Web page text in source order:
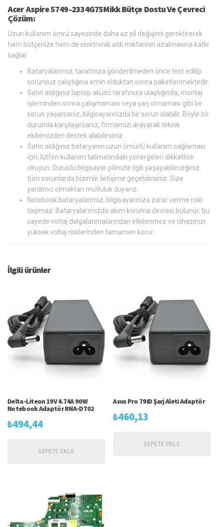
Acer Aspire 5749-2334G75Mikk Bütçe Dostu Ve Çevreci
Çözüm:
Uzun kullanım ömrü sayesinde daha az pil değişimi gerektirerek
hem bütçenize hem de elektronik atık miktarının azalmasına katkı
sağlar.
Bataryalarımız, tarafınıza gönderilmeden önce test edilip
sorunsuz çalıştığına emin olduktan sonra paketlenmektedir.
Satın aldığınız laptop aküsü tarafınıza ulaştığında, montaj
işleminden sonra çalışmaması veya şarj olmaması gibi bir
sorun yaşarsanız, bilgisayarınızda bir sorun olabilir. Böyle bir
durumla karşılaşırsanız, firmamızı arayarak teknik
ekibimizden destek alabilirsiniz
Satın aldığınız bataryanın uzun ömürlü kullanım sağlaması
için, lütfen kullanım talimatındaki yönergeleri dikkatlice
okuyun. Dizüstü bilgisayar pilinizle ilgili yaşayabileceğiniz
tüm sorunlarda bizimle iletişime geçebilirsiniz. Size
yardımcı olmaktan mutluluk duyarız.
Notebook bataryalarımız, bilgisayarınıza zarar verme riski
taşımaz. Bataryalarımızda akım koruma devresi bulunur; bu
sayede voltaj dalgalanmalarından etkilenmez ve cihazınızı
yüksek voltaj risklerinden tamamen korur.
İlgili ürünler
Delta-Liteon 19V 4.74A 90W
Notebook Adaptör RNA-DT02
₺494,44
SEPETE EKLE
Asus Pro 79ID Şarj Aleti Adaptör
₺460,13
SEPETE EKLE